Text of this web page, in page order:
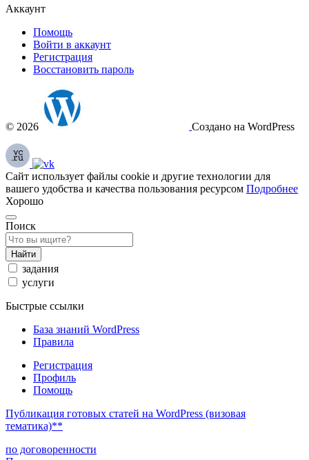
Аккаунт
Помощь
Войти в аккаунт
Регистрация
Восстановить пароль
© 2026 Создано на WordPress
Сайт использует файлы cookie и другие технологии для
вашего удобства и качества пользования ресурсом Подробнее
Хорошо
Поиск
Найти
задания
услуги
Быстрые ссылки
База знаний WordPress
Правила
Регистрация
Профиль
Помощь
Публикация готовых статей на WordPress (визовая
тематика)**
по договоренности